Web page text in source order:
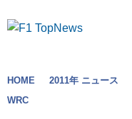
HOME 2011年 ニュース
WRC